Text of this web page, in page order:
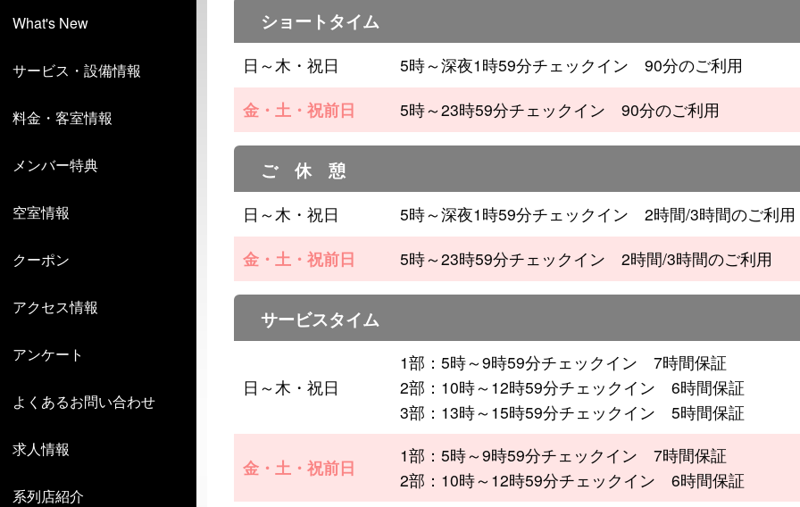
What's New
サービス・設備情報
料金・客室情報
メンバー特典
空室情報
クーポン
アクセス情報
アンケート
よくあるお問い合わせ
求人情報
系列店紹介
ショートタイム
日～木・祝日
5時～深夜1時59分チェックイン 90分のご利用
金・土・祝前日
5時～23時59分チェックイン 90分のご利用
ご 休 憩
日～木・祝日
5時～深夜1時59分チェックイン 2時間/3時間のご利用
金・土・祝前日
5時～23時59分チェックイン 2時間/3時間のご利用
サービスタイム
日～木・祝日
1部：5時～9時59分チェックイン 7時間保証
2部：10時～12時59分チェックイン 6時間保証
3部：13時～15時59分チェックイン 5時間保証
金・土・祝前日
1部：5時～9時59分チェックイン 7時間保証
2部：10時～12時59分チェックイン 6時間保証